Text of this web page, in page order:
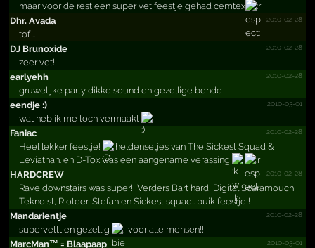
maar voor de rest een super vet feestje gehad cemtex
Dhr. Avada
2010-02-28
tof ..
DJ Brunoxide
2010-02-28
zeer vet!!
earlyehh
2010-02-28
gruwelijke party dikke sound en gezellige bende
eendje :)
2010-03-01
wat heb ik me toch vermaakt
Faniac
2010-02-28
Heel lekker feestje!
heldensetjes van The Sickest Squad &
Leviathan. en D-Tox was een aangename verassing
HARDCREW
2010-02-28
Rave downstairs was super!! Verders Bart hard, Digital Scaramouch,
Teknoist, Rioteer, Stefan en Sickest squad.. puik feestje!!
Mandarientje
2010-02-28
supervettt en gezellig
voor alle mensen!!!!
MarcMan™ =­ Blaapaap
2010-03-01